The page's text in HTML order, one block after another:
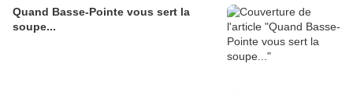
Quand Basse-Pointe vous sert la
soupe...